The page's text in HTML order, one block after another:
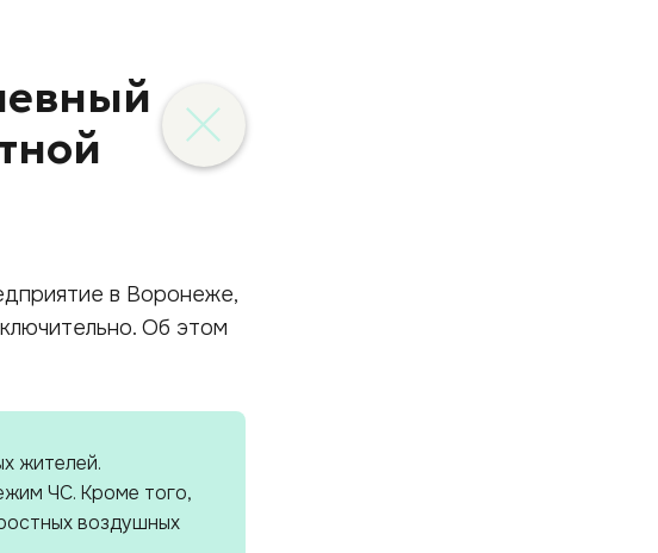
в Воронеже,
Об этом
жителей.
ЧС. Кроме того,
воздушных